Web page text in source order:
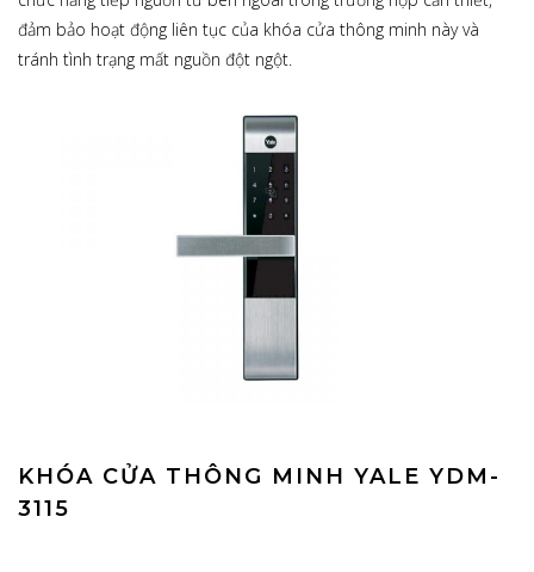
đảm bảo hoạt động liên tục của khóa cửa thông minh này và
tránh tình trạng mất nguồn đột ngột.
KHÓA CỬA THÔNG MINH YALE YDM-
3115